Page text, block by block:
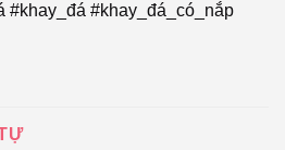
#khay_đá #khay_đá_có_nắp